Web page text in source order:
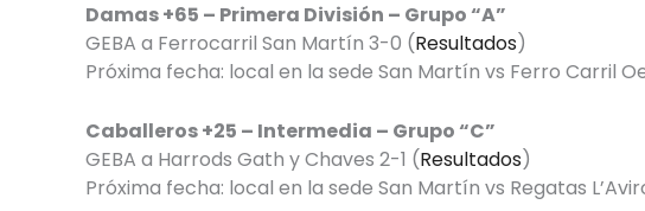
Damas +65 – Primera División – Grupo “A”
GEBA a Ferrocarril San Martín 3-0 (Resultados)
Próxima fecha: local en la sede San Martín vs Ferro Carril
Caballeros +25 – Intermedia – Grupo “C”
GEBA a Harrods Gath y Chaves 2-1 (Resultados)
Próxima fecha: local en la sede San Martín vs Regatas